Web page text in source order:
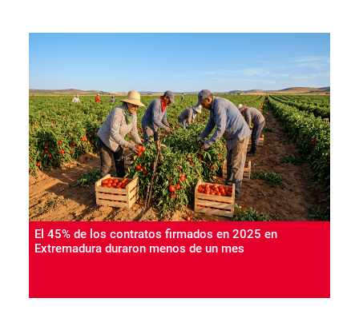
El 45% de los contratos firmados en 2025 en
Extremadura duraron menos de un mes